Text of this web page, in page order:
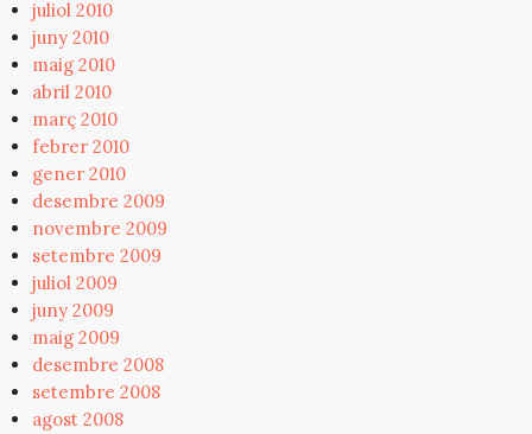
juliol 2010
juny 2010
maig 2010
abril 2010
març 2010
febrer 2010
gener 2010
desembre 2009
novembre 2009
setembre 2009
juliol 2009
juny 2009
maig 2009
desembre 2008
setembre 2008
agost 2008